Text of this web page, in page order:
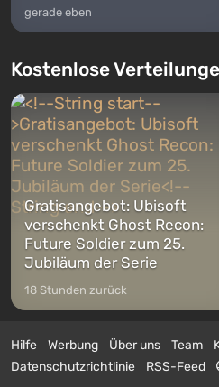
gerade eben
Kostenlose
Gratisangebot: Ubisoft
verschenkt Ghost Recon:
Future Soldier zum 25.
Jubiläum der Serie
18 Stunden zurück
Hilfe Werbung Über uns Team
Datenschutzrichtlinie
RSS-Feed